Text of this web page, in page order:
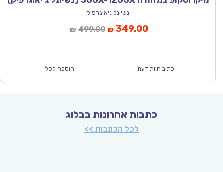
נשיונל גיאוגרפיק
₪ 499.00המחיר
₪499.00.
₪ 349.00המחיר
כתוב חוות דעת הוספה לסל
כתבות אחרונות בבלוג
לכל הכתבות >>